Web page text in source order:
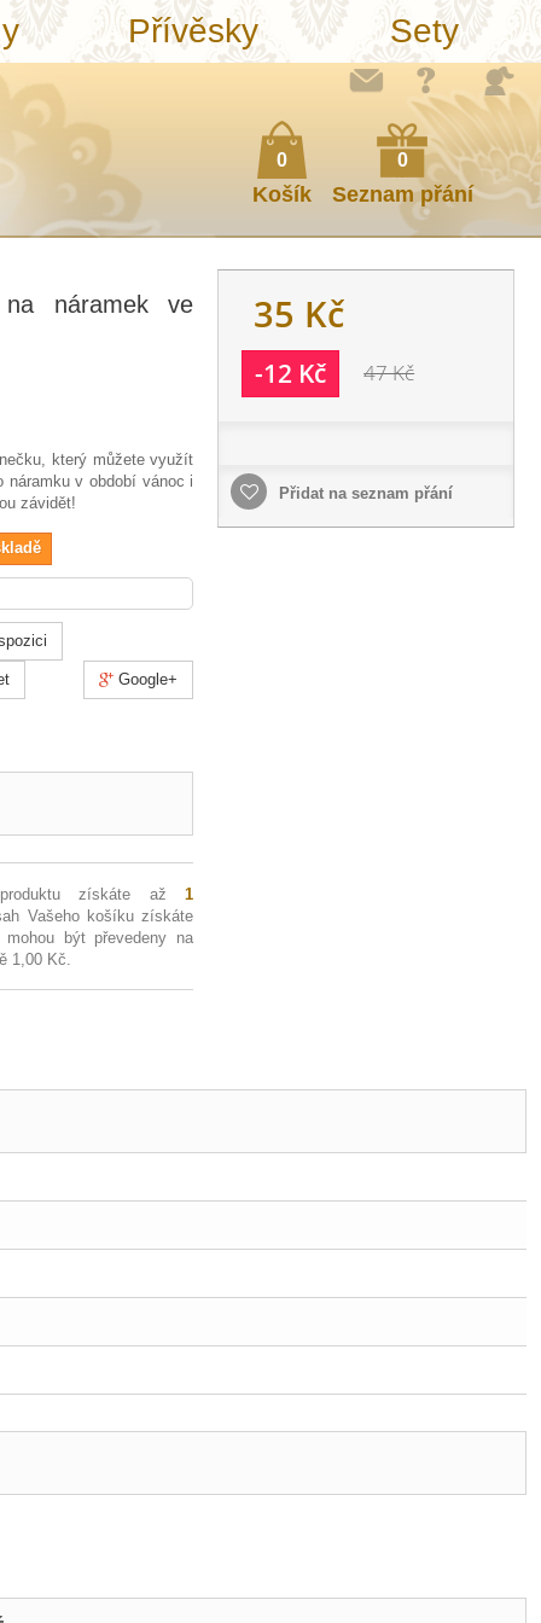
0
Košík
Přívěsky Sety
0
Seznam přání
náramek ve
který můžete využít
náramku v období vánoc i
závidět!
Google+
produktu získáte až1
Vašeho košíku získáte
být převedeny na
1,00 Kč.
35 Kč
-12 Kč 47 Kč
Přidat na seznam přání